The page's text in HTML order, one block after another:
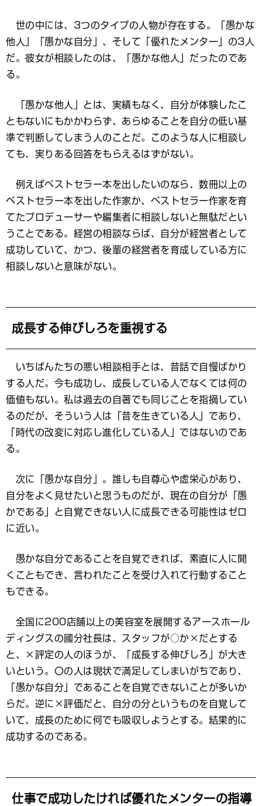
世の中には、3つのタイプの人物が存在する。「愚かな
他人」「愚かな自分」、そして「優れたメンター」の3人
だ。彼女が相談したのは、「愚かな他人」だったのであ
る。
「愚かな他人」とは、実績もなく、自分が体験したこ
ともないにもかかわらず、あらゆることを自分の低い基
準で判断してしまう人のことだ。このような人に相談し
ても、実りある回答をもらえるはずがない。
例えばベストセラー本を出したいのなら、数冊以上の
ベストセラー本を出した作家か、ベストセラー作家を育
てたプロデューサーや編集者に相談しないと無駄だとい
うことである。経営の相談ならば、自分が経営者として
成功していて、かつ、後輩の経営者を育成している方に
相談しないと意味がない。
成長する伸びしろを重視する
いちばんたちの悪い相談相手とは、昔話で自慢ばかり
する人だ。今も成功し、成長している人でなくては何の
価値もない。私は過去の自著でも同じことを指摘してい
るのだが、そういう人は「昔を生きている人」であり、
「時代の改変に対応し進化している人」ではないのであ
る。
次に「愚かな自分」。誰しも自尊心や虚栄心があり、
自分をよく見せたいと思うものだが、現在の自分が「愚
かである」と自覚できない人に成長できる可能性はゼロ
に近い。
愚かな自分であることを自覚できれば、素直に人に聞
くこともでき、言われたことを受け入れて行動すること
もできる。
全国に200店舗以上の美容室を展開するアースホール
ディングスの國分社長は、スタッフが○か×だとする
と、×評定の人のほうが、「成長する伸びしろ」が大き
いという。〇の人は現状で満足してしまいがちであり、
「愚かな自分」であることを自覚できないことが多いか
らだ。逆に×評価だと、自分の分というものを自覚して
いて、成長のために何でも吸収しようとする。結果的に
成功するのである。
仕事で成功したければ優れたメンターの指導